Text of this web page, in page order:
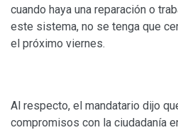
cuando haya una reparación o
este sistema, no se tenga que
el próximo viernes.
Al respecto, el mandatario dijo
compromisos con la ciudadanía